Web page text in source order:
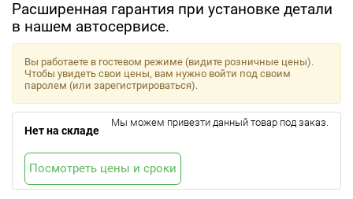
Расширенная гарантия при установке детали
в нашем автосервисе.
Вы работаете в гостевом режиме (видите розничные цены).
Чтобы увидеть свои цены, вам нужно войти под своим
паролем (или зарегистрироваться).
Нет на складе
Мы можем привезти данный товар под заказ.
Посмотреть цены и сроки